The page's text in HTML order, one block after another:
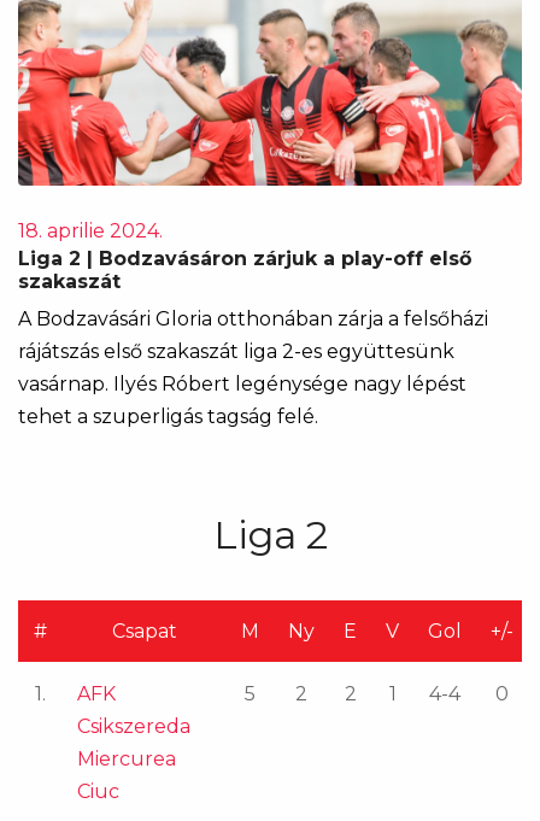
18. aprilie 2024.
Liga 2 | Bodzavásáron zárjuk a play-off első
szakaszát
A Bodzavásári Gloria otthonában zárja a felsőházi
rájátszás első szakaszát liga 2-es együttesünk
vasárnap. Ilyés Róbert legénysége nagy lépést
tehet a szuperligás tagság felé.
Liga 2
# Csapat M Ny E V Gol +/-
1.
AFK
Csikszereda
Miercurea
Ciuc
5 2 2 1 4-4 0